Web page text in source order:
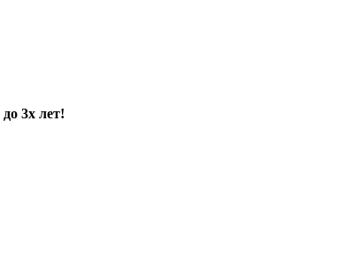
до 3х лет!